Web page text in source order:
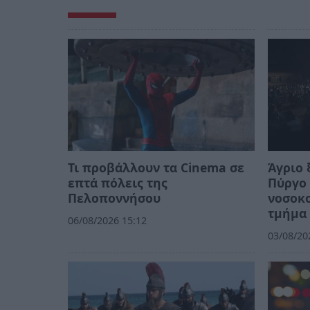
Τι προβάλλουν τα Cinema σε
επτά πόλεις της
Πελοποννήσου
06/08/2026 15:12
Άγριο
Πύργο
τμήμα
03/08/